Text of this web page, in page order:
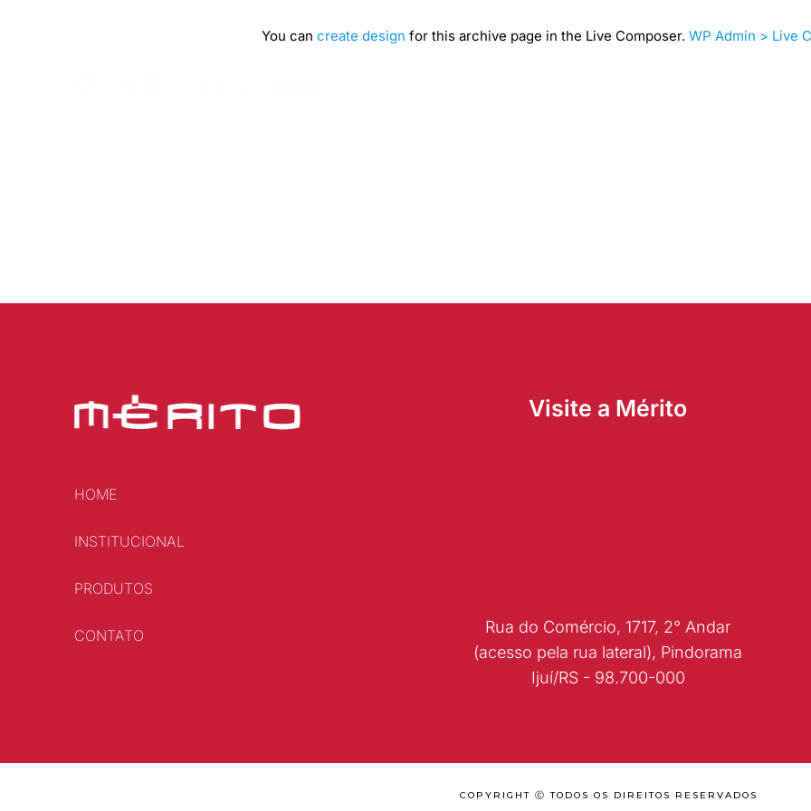
You can create design for this archive page in the Live Composer. WP Admin > Live
HOME
INSTITUCIONAL
PRODUTOS
CONTATO
Visite a Mérito
Rua do Comércio, 1717, 2° Andar
(acesso pela rua lateral), Pindorama
Ijuí/RS - 98.700-000
COPYRIGHT Ⓒ TODOS OS DIREITOS RESERVADOS